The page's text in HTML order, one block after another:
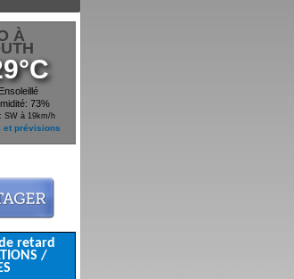
À
Ensoleillé
73%
SW à 19km/h
et prévisions
retard
/